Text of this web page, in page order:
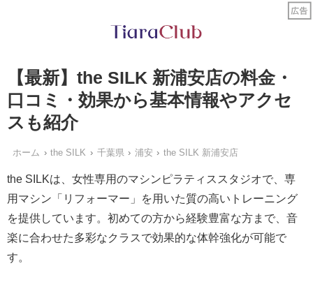
【最新】the SILK 新浦安店の料金・
口コミ・効果から基本情報やアクセ
スも紹介
ホーム the SILK 千葉県 浦安 the SILK 新浦安店
the SILKは、女性専用のマシンピラティススタジオで、専
用マシン「リフォーマー」を用いた質の高いトレーニング
を提供しています。初めての方から経験豊富な方まで、音
楽に合わせた多彩なクラスで効果的な体幹強化が可能で
す。